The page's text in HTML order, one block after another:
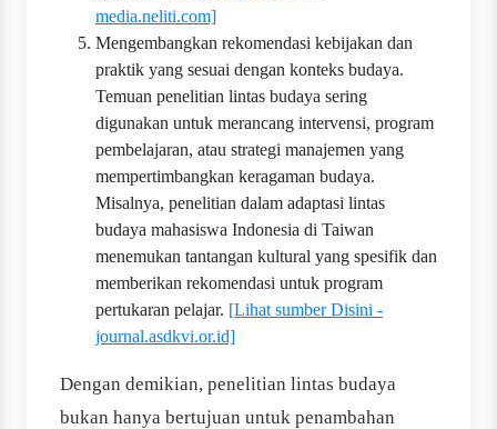
media.neliti.com]
Mengembangkan rekomendasi kebijakan dan
praktik yang sesuai dengan konteks budaya.
Temuan penelitian lintas budaya sering
digunakan untuk merancang intervensi, program
pembelajaran, atau strategi manajemen yang
mempertimbangkan keragaman budaya.
Misalnya, penelitian dalam adaptasi lintas
budaya mahasiswa Indonesia di Taiwan
menemukan tantangan kultu­ral yang spesifik dan
memberikan rekomendasi untuk program
pertukaran pelajar. [Lihat sumber Disini -
journal.asdkvi.or.id]
Dengan demikian, penelitian lintas budaya
bukan hanya bertujuan untuk penambahan